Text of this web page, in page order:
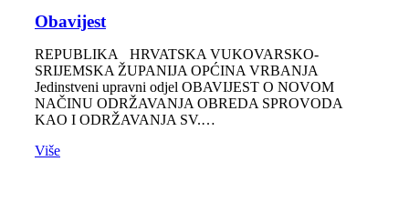
Obavijest
REPUBLIKA HRVATSKA VUKOVARSKO-
SRIJEMSKA ŽUPANIJA OPĆINA VRBANJA
Jedinstveni upravni odjel OBAVIJEST O NOVOM
NAČINU ODRŽAVANJA OBREDA SPROVODA
KAO I ODRŽAVANJA SV.…
Više